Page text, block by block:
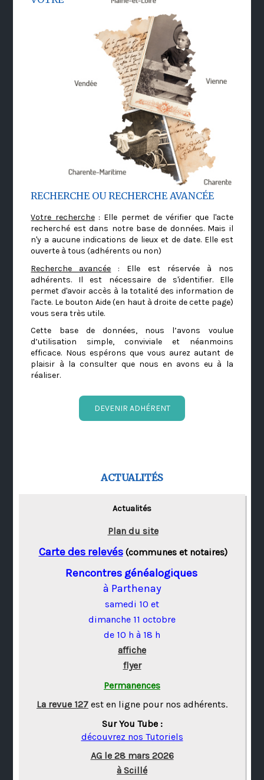
RECHERCHE OU RECHERCHE AVANCÉE
Votre recherche: Elle permet de vérifier que l'acte
recherché est dans notre base de données. Mais il
n'y a aucune indications de lieux et de date. Elle est
ouverte à tous (adhérents ou non)
Recherche avancée : Elle est réservée à nos
adhérents. Il est nécessaire de s'identifier. Elle
permet d'avoir accès à la totalité des information de
l'acte. Le bouton Aide (en haut à droite de cette page)
vous sera très utile.
Cette base de données, nous l’avons voulue
d’utilisation simple, conviviale et néanmoins
efficace. Nous espérons que vous aurez autant de
plaisir à la consulter que nous en avons eu à la
réaliser.
DEVENIR ADHÉRENT
ACTUALITÉS
Actualités
Plan du site
Carte des relevés(communes et notaires)
Rencontres généalogiques
à Parthenay
samedi 10 et
dimanche 11 octobre
de 10 h à 18 h
affiche
flyer
Permanences
La revue 127 est en ligne pour nos adhérents.
Sur You Tube :
découvrez nos Tutoriels
AG le 28 mars 2026
à Scillé